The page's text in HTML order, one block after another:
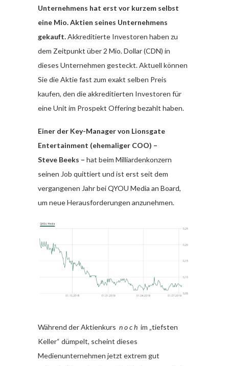
Unternehmens hat erst vor kurzem selbst
eine Mio. Aktien seines Unternehmens
gekauft.Akkreditierte Investoren haben zu
dem Zeitpunkt über 2 Mio. Dollar (CDN) in
dieses Unternehmen gesteckt. Aktuell können
Sie die Aktie fast zum exakt selben Preis
kaufen, den die akkreditierten Investoren für
eine Unit im Prospekt Offering bezahlt haben.
Einer der Key-Manager von Lionsgate
Entertainment (ehemaliger COO) –
Steve Beeks – hat beim Milliardenkonzern
seinen Job quittiert und ist erst seit dem
vergangenen Jahr bei QYOU Media an Board,
um neue Herausforderungen anzunehmen.
Während der Aktienkurs n o c h im „tiefsten
Keller“ dümpelt, scheint dieses
Medienunternehmen jetzt extrem gut